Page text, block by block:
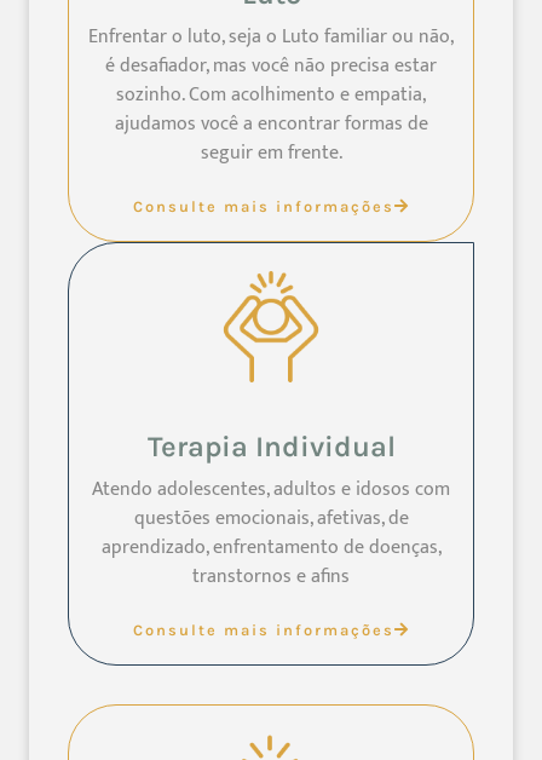
Enfrentar o luto, seja o Luto familiar ou não,
é desafiador, mas você não precisa estar
sozinho. Com acolhimento e empatia,
ajudamos você a encontrar formas de
seguir em frente.
Consulte mais informações
Terapia Individual
Atendo adolescentes, adultos e idosos com
questões emocionais, afetivas, de
aprendizado, enfrentamento de doenças,
transtornos e afins
Consulte mais informações